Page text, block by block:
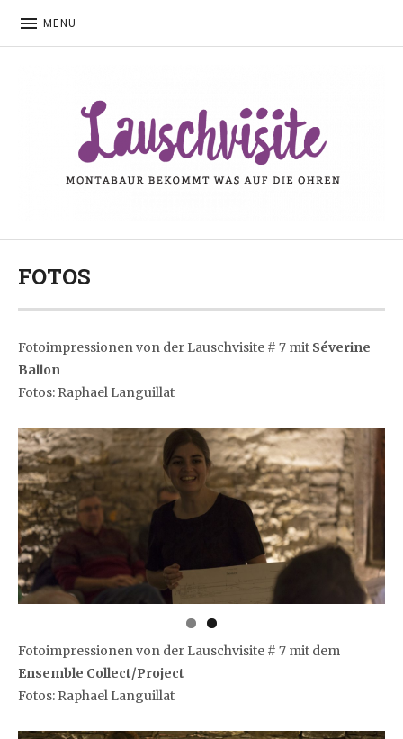
MENU
FOTOS
Fotoimpressionen von der Lauschvisite # 7 mit Séverine
Ballon
Fotos: Raphael Languillat
Fotoimpressionen von der Lauschvisite # 7 mit dem
Ensemble Collect/Project
Fotos: Raphael Languillat